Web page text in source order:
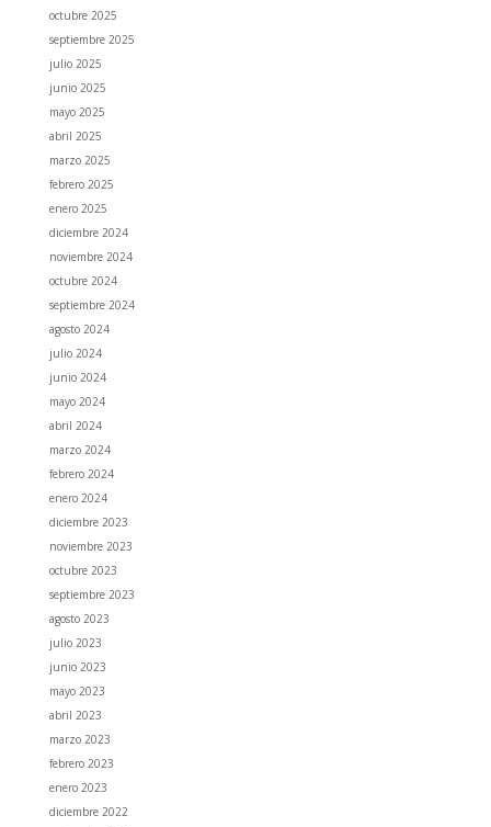
octubre 2025
septiembre 2025
julio 2025
junio 2025
mayo 2025
abril 2025
marzo 2025
febrero 2025
enero 2025
diciembre 2024
noviembre 2024
octubre 2024
septiembre 2024
agosto 2024
julio 2024
junio 2024
mayo 2024
abril 2024
marzo 2024
febrero 2024
enero 2024
diciembre 2023
noviembre 2023
octubre 2023
septiembre 2023
agosto 2023
julio 2023
junio 2023
mayo 2023
abril 2023
marzo 2023
febrero 2023
enero 2023
diciembre 2022